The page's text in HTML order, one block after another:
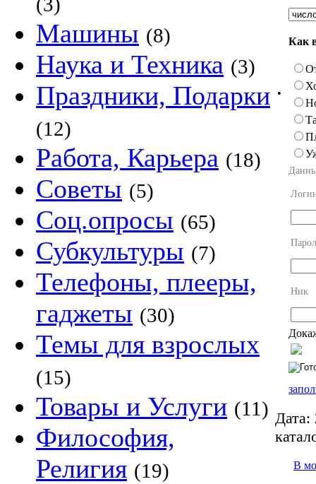
Машины (8)
Наука и Техника (3)
Праздники, Подарки
(12)
Работа, Карьера (18)
Советы (5)
Соц.опросы (65)
Субкультуры (7)
Телефоны, плееры,
гаджеты (30)
Темы для взрослых
(15)
Товары и Услуги (11)
Философия,
Религия (19)
•
Как
Ник
Дата:
В